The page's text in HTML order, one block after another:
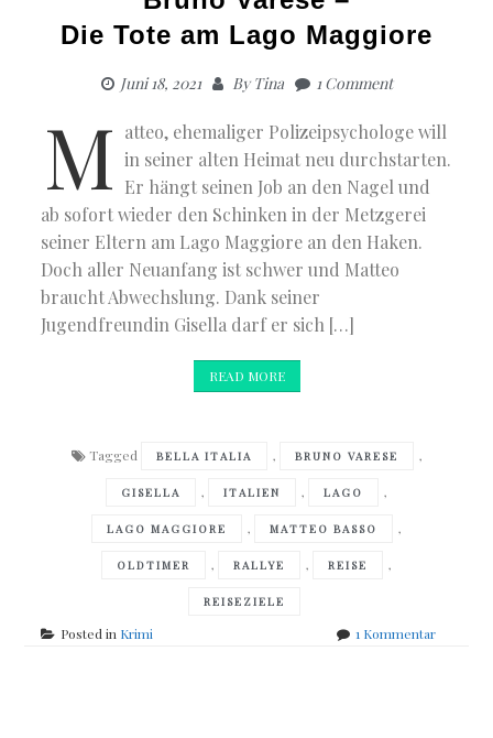
Die Tote am Lago Maggiore
Juni 18, 2021 ByTina 1 Comment
M atteo, ehemaliger Polizeipsychologe will
in seiner alten Heimat neu durchstarten.
Er hängt seinen Job an den Nagel und
ab sofort wieder den Schinken in der Metzgerei
seiner Eltern am Lago Maggiore an den Haken.
Doch aller Neuanfang ist schwer und Matteo
braucht Abwechslung. Dank seiner
Jugendfreundin Gisella darf er sich […]
READ MORE
Tagged BELLA ITALIA , BRUNO VARESE ,
GISELLA , ITALIEN , LAGO ,
LAGO MAGGIORE , MATTEO BASSO ,
OLDTIMER , RALLYE , REISE ,
REISEZIELE
Posted in Krimi 1 Kommentarzu